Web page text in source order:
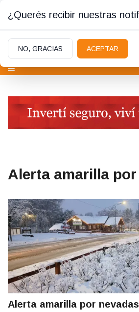
Alerta amarilla
Alerta amarilla por
¿Querés recibir nuestras
NO, GRACIAS ACEPTAR